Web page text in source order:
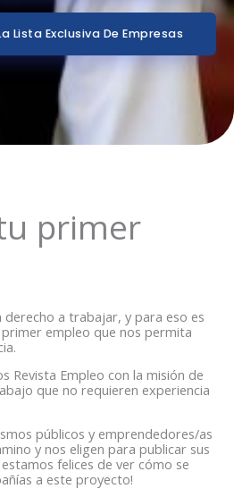
Lista Exclusiva De Empresas
primer
a trabajar, y para eso es
empleo que nos permita
Revista Empleo con la misión de
que no requieren experiencia
públicos y emprendedores/as
y nos eligen para publicar sus
felices de ver cómo se
a este proyecto!